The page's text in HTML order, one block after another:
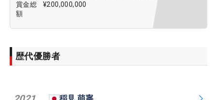
賞金総
額
¥200,000,000
歴代優勝者